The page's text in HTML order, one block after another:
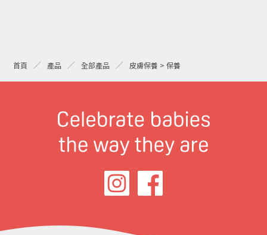
首頁 產品 全部產品 皮膚保養 > 保養